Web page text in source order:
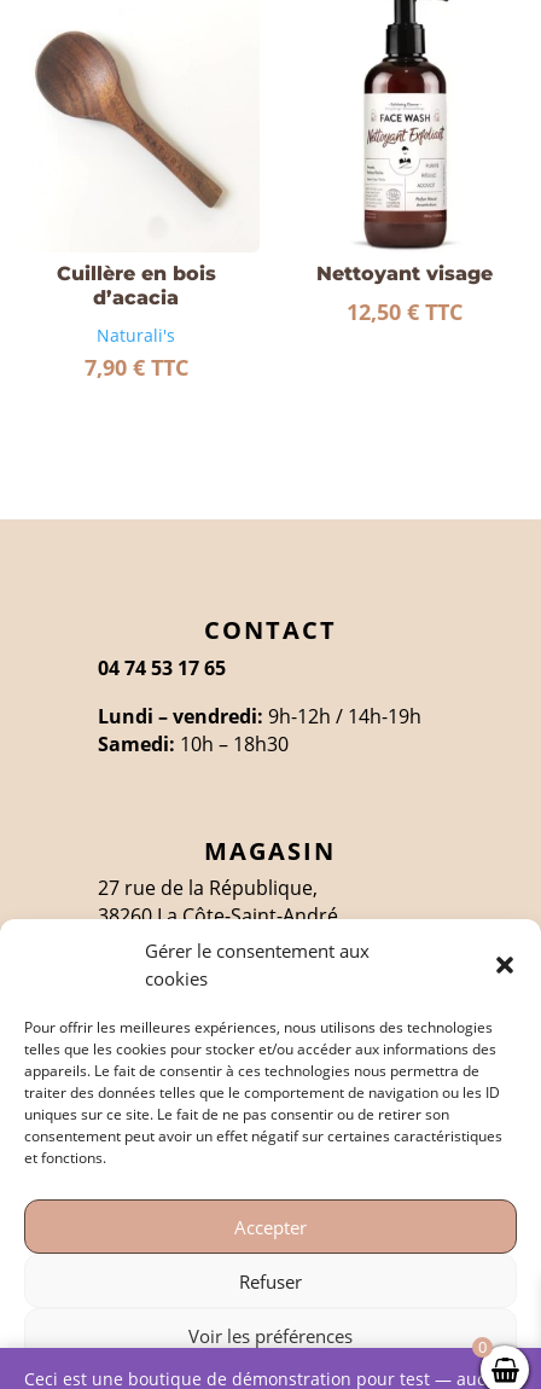
Gérer le consentement aux
cookies
Pour offrir les meilleures expériences, nous utilisons des technologies
telles que les cookies pour stocker et/ou accéder aux informations des
appareils. Le fait de consentir à ces technologies nous permettra de
traiter des données telles que le comportement de navigation ou les ID
uniques sur ce site. Le fait de ne pas consentir ou de retirer son
consentement peut avoir un effet négatif sur certaines caractéristiques
et fonctions.
Accepter
Refuser
Voir les préférences
Cuillère en bois
d’acacia
Naturali's
7,90 € TTC
Nettoyant visage
12,50€ TTC
CONTACT
04 74 53 17 65
Lundi – vendredi: 9h-12h / 14h-19h
Samedi: 10h – 18h30
MAGASIN
27 rue de la République,
38260 La Côte-Saint-André
SUIVEZ-MOI
EN SAVOIR PLUS
Mentions légales
Conditions générales de vente
Copyright © – 2023 – Conception et réalisation:
Ceci est une boutique de démonstration pour test — aucune
0